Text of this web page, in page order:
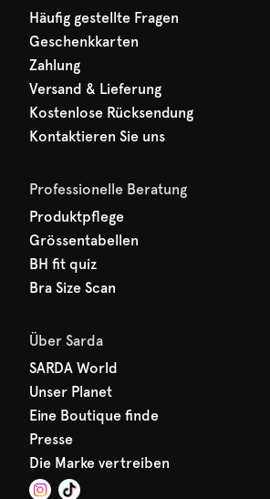
Häufig gestellte Fragen
Geschenkkarten
Zahlung
Versand & Lieferung
Kostenlose Rücksendung
Kontaktieren Sie uns
Professionelle Beratung
Produktpflege
Grössentabellen
BH fit quiz
Bra Size Scan
Über Sarda
SARDA World
Unser Planet
Eine Boutique finde
Presse
Die Marke vertreiben